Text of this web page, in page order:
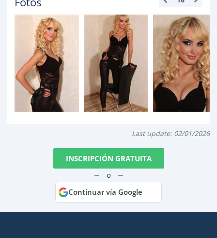
Last update: 02/01/2026
INSCRIPCIÓN GRATUITA
o
Continuar vía Google